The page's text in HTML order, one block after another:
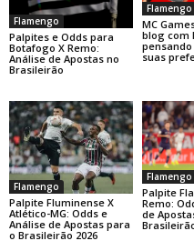
Flamengo
Palpites e Odds para
Botafogo X Remo:
Análise de Apostas no
Brasileirão
Flamengo
MC
blog com
suas
Flamengo
Palpite Fluminense X
Atlético-MG: Odds e
Análise de Apostas para
o Brasileirão 2026
Flamengo
Palpite
Remo:
de